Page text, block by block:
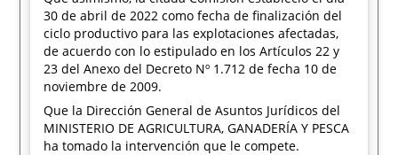
30 de abril de 2022 como fecha de finalización del
ciclo productivo para las explotaciones afectadas,
de acuerdo con lo estipulado en los Artículos 22 y
23 del Anexo del Decreto Nº 1.712 de fecha 10 de
noviembre de 2009.
Que la Dirección General de Asuntos Jurídicos del
MINISTERIO DE AGRICULTURA, GANADERÍA Y PESCA
ha tomado la intervención que le compete.